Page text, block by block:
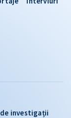
investigații